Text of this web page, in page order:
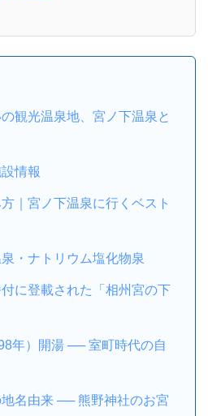
観光温泉地、宮ノ下温泉と
情報
｜宮ノ下温泉に行くベスト
・ナトリウム塩化物泉
に登載された「相州宮の下
年）開湯 ── 室町時代の自
地名由来 ── 熊野神社のお宮